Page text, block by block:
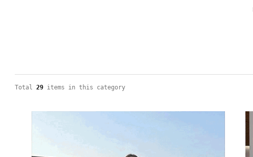
Total 29 items in this category